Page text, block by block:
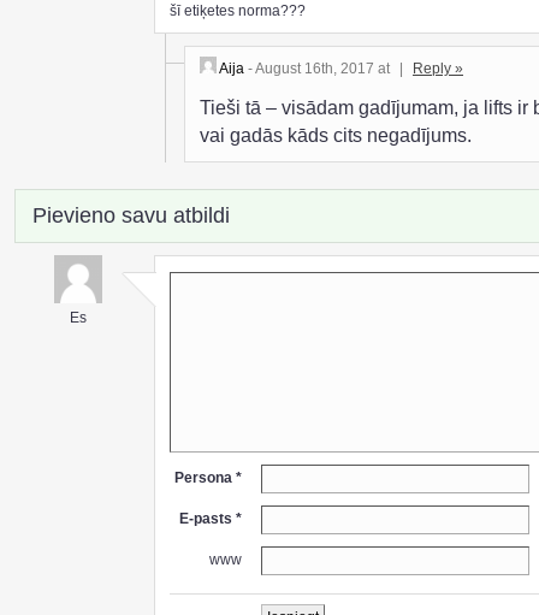
šī etiķetes norma???
Aija - August 16th, 2017 at Reply »
Tieši tā – visādam gadījumam, ja lifts ir
vai gadās kāds cits negadījums.
Pievieno savu atbildi
Es
Persona *
E-pasts *
www